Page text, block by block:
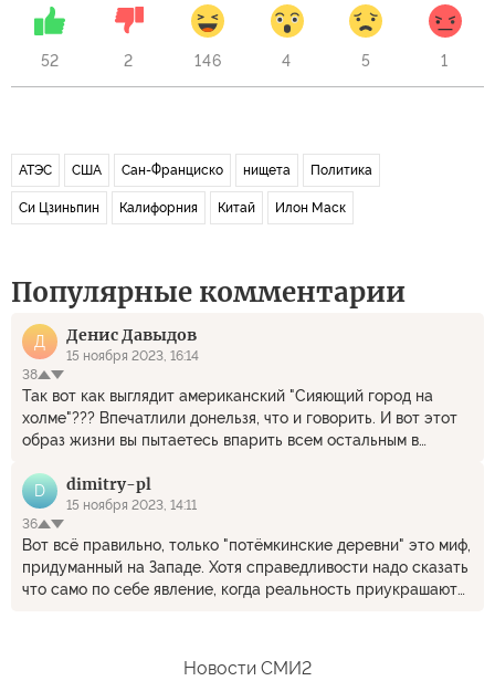
52 2 146 4 5 1
АТЭС США Сан-Франциско нищета Политика
Си Цзиньпин Калифорния Китай Илон Маск
Популярные комментарии
Д Денис Давыдов
15 ноября 2023, 16:14
38
Так вот как выглядит американский "Сияющий город на
холме"??? Впечатлили донельзя, что и говорить. И вот этот
образ жизни вы пытаетесь впарить всем остальным в
D dimitry-pl
15 ноября 2023, 14:11
36
Вот всё правильно, только "потёмкинские деревни" это миф,
придуманный на Западе. Хотя справедливости надо сказать
что само по себе явление, когда реальность приукрашают
Новости СМИ2